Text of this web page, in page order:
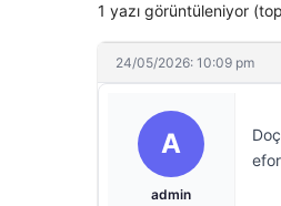
1 yazı görüntüleniyor
24/05/2026: 10:09 pm
A
admin